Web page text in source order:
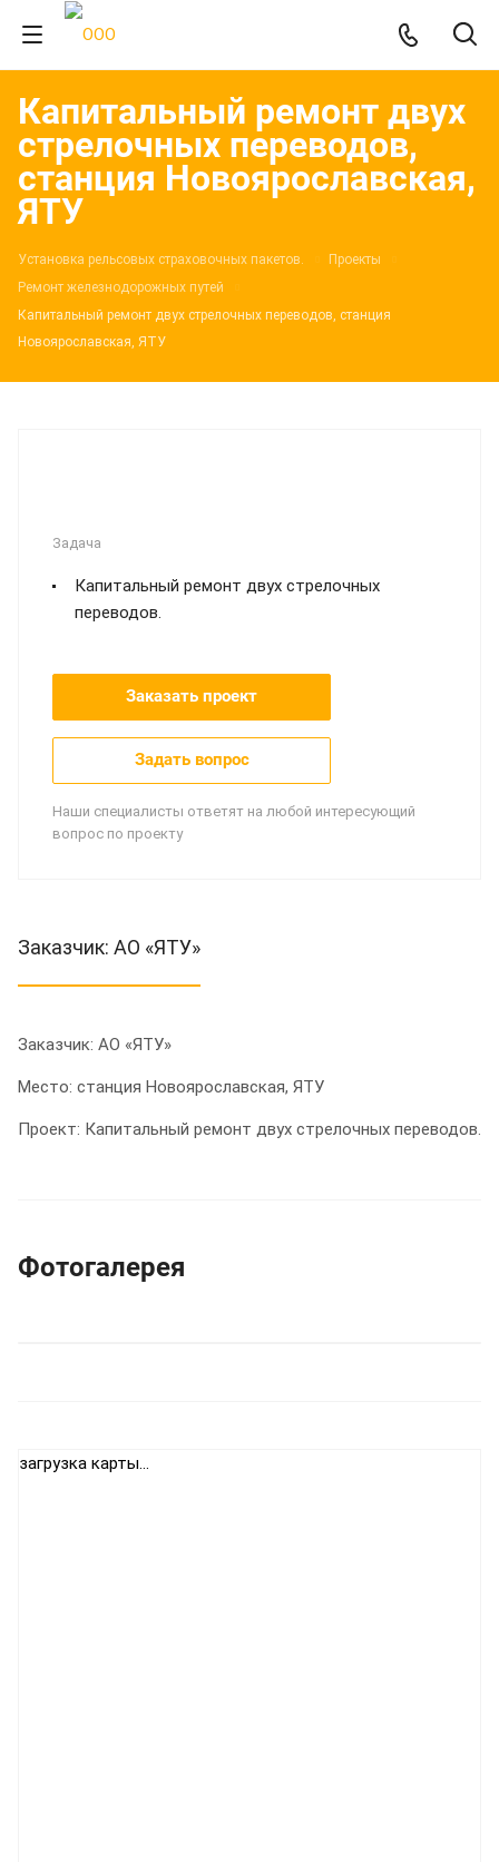
Капитальный ремонт двух
стрелочных переводов,
станция Новоярославская,
ЯТУ
Установка рельсовых страховочных пакетов.
Проекты
Ремонт железнодорожных путей
Капитальный ремонт двух стрелочных переводов, станция
Новоярославская, ЯТУ
Задача
Капитальный ремонт двух стрелочных
переводов.
Заказать проект
Задать вопрос
Наши специалисты ответят на любой интересующий
вопрос по проекту
Заказчик: АО «ЯТУ»
Заказчик: АО «ЯТУ»
Место: станция Новоярославская, ЯТУ
Проект: Капитальный ремонт двух стрелочных переводов.
Фотогалерея
загрузка карты...